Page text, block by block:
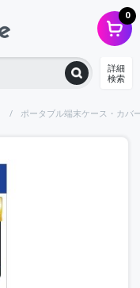
0
詳細
検索
ポータブル端末ケース・カバ